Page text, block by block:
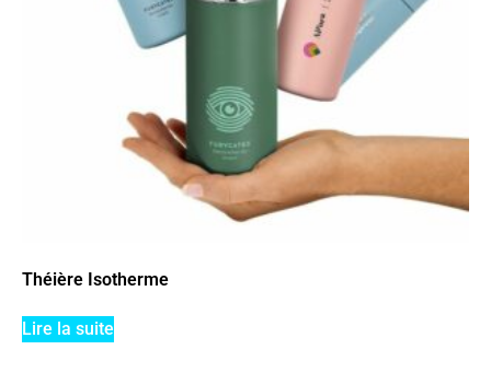
Théière Isotherme
Lire la suite